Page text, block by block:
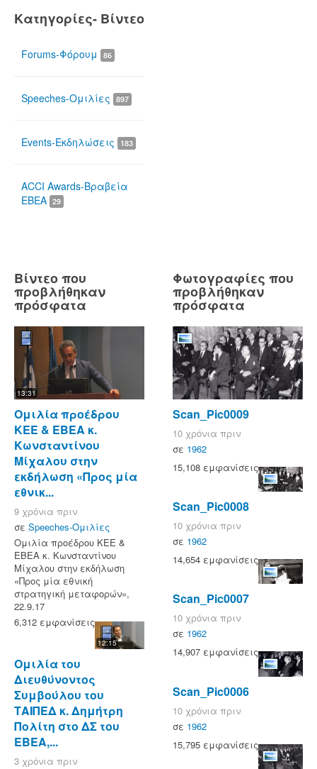
Κατηγορίες- Βίντεο
Forums-Φόρουμ 86
Speeches-Ομιλίες 897
Events-Εκδηλώσεις 183
ACCI Awards-Βραβεία
ΕΒΕΑ 29
Βίντεο που
προβλήθηκαν
πρόσφατα
13:31
Ομιλία προέδρου
ΚΕΕ & ΕΒΕΑ κ.
Κωνσταντίνου
Μίχαλου στην
εκδήλωση «Προς μία
εθνικ...
9 χρόνια πριν
σε Speeches-Ομιλίες
Ομιλία προέδρου ΚΕΕ &
ΕΒΕΑ κ. Κωνσταντίνου
Μίχαλου στην εκδήλωση
«Προς μία εθνική
στρατηγική μεταφορών»,
22.9.17
6,312 εμφανίσεις
12:15
Ομιλία του
Διευθύνοντος
Συμβούλου του
ΤΑΙΠΕΔ κ. Δημήτρη
Πολίτη στο ΔΣ του
ΕΒΕΑ,...
3 χρόνια πριν
Φωτογραφίες που
προβλήθηκαν
πρόσφατα
Scan_Pic0009
10 χρόνια πριν
σε 1962
15,108 εμφανίσεις
Scan_Pic0008
10 χρόνια πριν
σε 1962
14,654 εμφανίσεις
Scan_Pic0007
10 χρόνια πριν
σε 1962
14,907 εμφανίσεις
Scan_Pic0006
10 χρόνια πριν
σε 1962
15,795 εμφανίσεις